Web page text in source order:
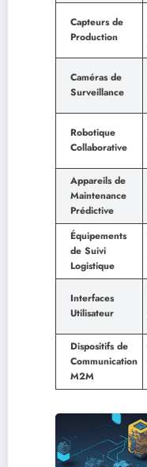
Capteurs de
Production
Caméras de
Surveillance
Robotique
Collaborative
Appareils de
Maintenance
Prédictive
Équipements
de Suivi
Logistique
Interfaces
Utilisateur
Dispositifs de
Communication
M2M